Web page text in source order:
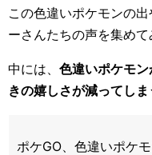
この色違いポケモンの
ーさんたちの声を集めて
中には、 色違いポケモ
きの嬉しさが減ってしま
ポケGO、色違いポケ